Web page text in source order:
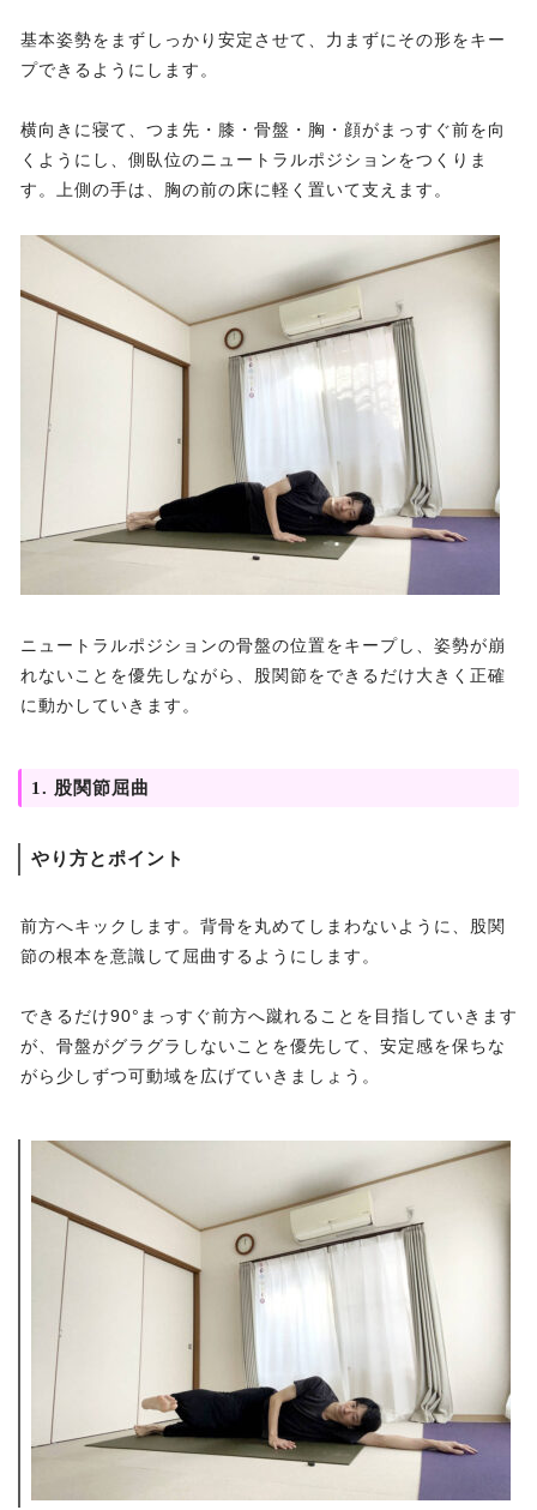
基本姿勢をまずしっかり安定させて、力まずにその形をキー
プできるようにします。
横向きに寝て、つま先・膝・骨盤・胸・顔がまっすぐ前を向
くようにし、側臥位のニュートラルポジションをつくりま
す。上側の手は、胸の前の床に軽く置いて支えます。
ニュートラルポジションの骨盤の位置をキープし、姿勢が崩
れないことを優先しながら、股関節をできるだけ大きく正確
に動かしていきます。
1. 股関節屈曲
やり方とポイント
前方へキックします。背骨を丸めてしまわないように、股関
節の根本を意識して屈曲するようにします。
できるだけ90°まっすぐ前方へ蹴れることを目指していきます
が、骨盤がグラグラしないことを優先して、安定感を保ちな
がら少しずつ可動域を広げていきましょう。